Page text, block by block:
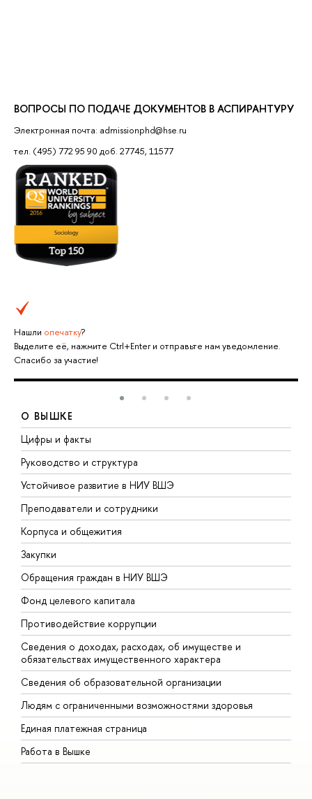
ВОПРОСЫ ПО ПОДАЧЕ ДОКУМЕНТОВ В АСПИРАНТУРУ
Электронная почта: admissionphd@hse.ru
тел. (495) 772 95 90 доб. 27745, 11577
Нашли опечатку?
Выделите её, нажмите Ctrl+Enter и отправьте нам уведомление.
Спасибо за участие!
О ВЫШКЕ
Цифры и факты
Руководство и структура
Устойчивое развитие в НИУ ВШЭ
Преподаватели и сотрудники
Корпуса и общежития
Закупки
Обращения граждан в НИУ ВШЭ
Фонд целевого капитала
Противодействие коррупции
Сведения о доходах, расходах, об имуществе и
обязательствах имущественного характера
Сведения об образовательной организации
Людям с ограниченными возможностями здоровья
Единая платежная страница
Работа в Вышке